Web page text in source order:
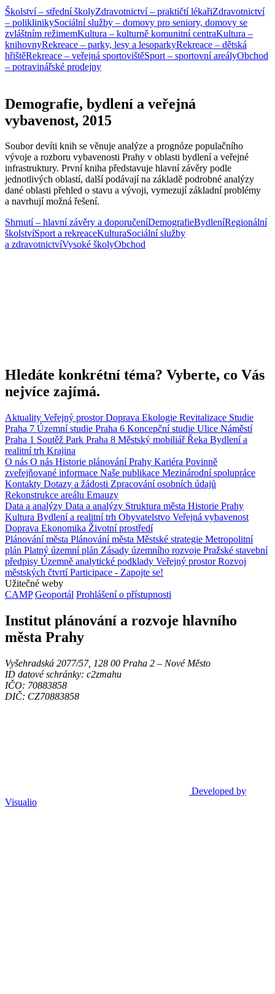
Školství – střední školyZdravotnictví – praktičtí lékařiZdravotnictví
– poliklinikySociální služby – domovy pro seniory, domovy se
zvláštním režimemKultura – kulturně komunitní centraKultura –
knihovnyRekreace – parky, lesy a lesoparkyRekreace – dětská
hřištěRekreace – veřejná sportovištěSport – sportovní areályObchod
– potravinářské prodejny
Demografie, bydlení a veřejná
vybavenost, 2015
Soubor devíti knih se věnuje analýze a prognóze populačního
vývoje a rozboru vybavenosti Prahy v oblasti bydlení a veřejné
infrastruktury. První kniha představuje hlavní závěry podle
jednotlivých oblastí, další podávají na základě podrobné analýzy
dané oblasti přehled o stavu a vývoji, vymezují základní problémy
a navrhují možná řešení.
Shrnutí – hlavní závěry a doporučeníDemografieBydleníRegionální
školstvíSport a rekreaceKulturaSociální služby
a zdravotnictvíVysoké školyObchod
Hledáte konkrétní téma? Vyberte, co Vás
nejvíce zajímá.
Aktuality Veřejný prostorDoprava Ekologie Revitalizace Studie
Praha 7 Územní studie Praha 6 Koncepční studie Ulice Náměstí
Praha 1 Soutěž Park Praha 8 Městský mobiliářŘeka Bydlení a
realitní trh Krajina
O nás O nás Historie plánování Prahy Kariéra Povinně
zveřejňované informace Naše publikace Mezinárodní spolupráce
Kontakty Dotazy a žádosti Zpracování osobních údajů
Rekonstrukce areálu Emauzy
Data a analýzy Data a analýzy Struktura města Historie Prahy
Kultura Bydlení a realitní trh Obyvatelstvo Veřejná vybavenost
Doprava Ekonomika Životní prostředí
Plánování města Plánování města Městské strategie Metropolitní
plán Platný územní plán Zásady územního rozvoje Pražské stavební
předpisy Územně analytické podklady Veřejný prostorRozvoj
městských čtvrtíParticipace - Zapojte se!
Užitečné weby
CAMP Geoportál Prohlášení o přístupnosti
Institut plánování a rozvoje hlavního
města Prahy
Vyšehradská 2077/57, 128 00 Praha 2 ‒ Nové Město
ID datové schránky: c2zmahu
IČO: 70883858
DIČ: CZ70883858
Developed by
Visualio